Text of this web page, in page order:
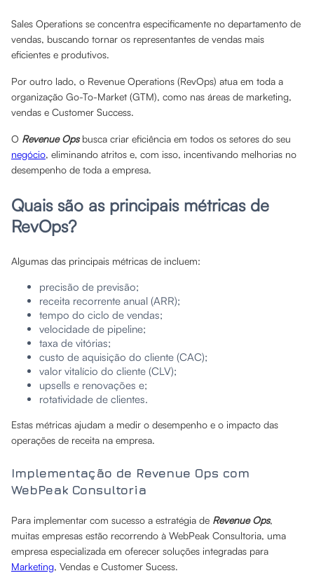
Sales Operations se concentra especificamente no departamento de
vendas, buscando tornar os representantes de vendas mais
eficientes e produtivos.
Por outro lado, o Revenue Operations (RevOps) atua em toda a
organização Go-To-Market (GTM), como nas áreas de marketing,
vendas e Customer Success.
O Revenue Opsbusca criar eficiência em todos os setores do seu
negócio, eliminando atritos e, com isso, incentivando melhorias no
desempenho de toda a empresa.
Quais são as principais métricas de
RevOps?
Algumas das principais métricas de incluem:
precisão de previsão;
receita recorrente anual (ARR);
tempo do ciclo de vendas;
velocidade de pipeline;
taxa de vitórias;
custo de aquisição do cliente (CAC);
valor vitalício do cliente (CLV);
upsells e renovações e;
rotatividade de clientes.
Estas métricas ajudam a medir o desempenho e o impacto das
operações de receita na empresa.
Implementação de Revenue Ops com
WebPeak Consultoria
Para implementar com sucesso a estratégia de Revenue Ops,
muitas empresas estão recorrendo à WebPeak Consultoria, uma
empresa especializada em oferecer soluções integradas para
Marketing, Vendas e Customer Sucess.